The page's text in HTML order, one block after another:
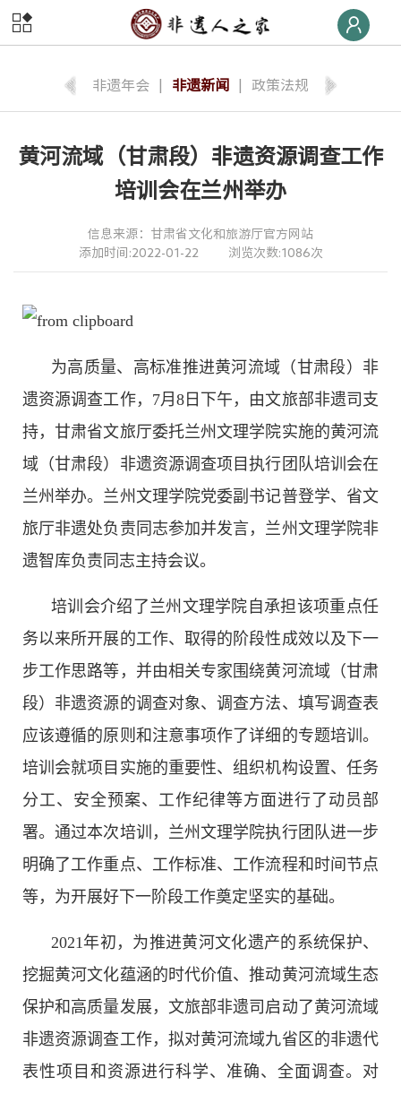
首页
快线
非遗大学堂
旅游
非遗
非遗后援团
非遗 大数据
非遗年会 非遗新闻 政策法规
黄河流域（甘肃段）非遗资源调查工作
培训会在兰州举办
信息来源：甘肃省文化和旅游厅官方网站
添加时间:2022-01-22
浏览次数:1086次
为高质量、高标准推进黄河流域（甘肃段）非
遗资源调查工作，7月8日下午，由文旅部非遗司支
持，甘肃省文旅厅委托兰州文理学院实施的黄河流
域（甘肃段）非遗资源调查项目执行团队培训会在
兰州举办。兰州文理学院党委副书记普登学、省文
旅厅非遗处负责同志参加并发言，兰州文理学院非
遗智库负责同志主持会议。
培训会介绍了兰州文理学院自承担该项重点任
务以来所开展的工作、取得的阶段性成效以及下一
步工作思路等，并由相关专家围绕黄河流域（甘肃
段）非遗资源的调查对象、调查方法、填写调查表
应该遵循的原则和注意事项作了详细的专题培训。
培训会就项目实施的重要性、组织机构设置、任务
分工、安全预案、工作纪律等方面进行了动员部
署。通过本次培训，兰州文理学院执行团队进一步
明确了工作重点、工作标准、工作流程和时间节点
等，为开展好下一阶段工作奠定坚实的基础。
2021年初，为推进黄河文化遗产的系统保护、
挖掘黄河文化蕴涵的时代价值、推动黄河流域生态
保护和高质量发展，文旅部非遗司启动了黄河流域
非遗资源调查工作，拟对黄河流域九省区的非遗代
表性项目和资源进行科学、准确、全面调查。对